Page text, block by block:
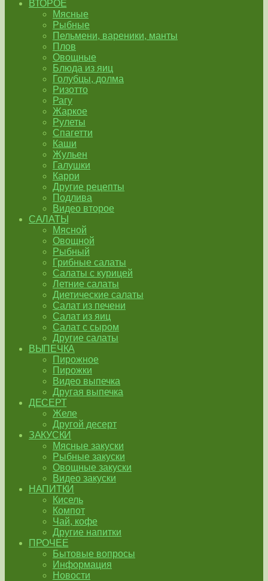
ВТОРОЕ
Мясные
Рыбные
Пельмени, вареники, манты
Плов
Овощные
Блюда из яиц
Голубцы, долма
Ризотто
Рагу
Жаркое
Рулеты
Спагетти
Каши
Жульен
Галушки
Карри
Другие рецепты
Подлива
Видео второе
САЛАТЫ
Мясной
Овощной
Рыбный
Грибные салаты
Салаты с курицей
Летние салаты
Диетические салаты
Салат из печени
Салат из яиц
Салат с сыром
Другие салаты
ВЫПЕЧКА
Пирожное
Пирожки
Видео выпечка
Другая выпечка
ДЕСЕРТ
Желе
Другой десерт
ЗАКУСКИ
Мясные закуски
Рыбные закуски
Овощные закуски
Видео закуски
НАПИТКИ
Кисель
Компот
Чай, кофе
Другие напитки
ПРОЧЕЕ
Бытовые вопросы
Информация
Новости